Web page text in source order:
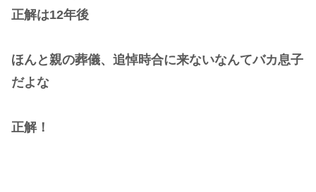
正解は12年後
ほんと親の葬儀、追悼時合に来ないなんてバカ息子
だよな
正解！